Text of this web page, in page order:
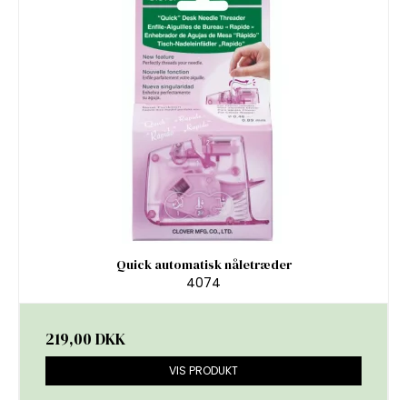
Quick automatisk nåletræder
4074
219,00 DKK
VIS PRODUKT